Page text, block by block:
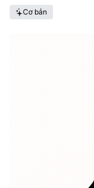
Cơ bản